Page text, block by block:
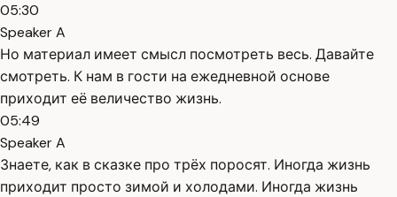
05:30
Speaker A
Но материал имеет смысл посмотреть весь. Давайте
смотреть. К нам в гости на ежедневной основе
приходит её величество жизнь.
05:49
Speaker A
Знаете, как в сказке про трёх поросят. Иногда жизнь
приходит просто зимой и холодами. Иногда жизнь